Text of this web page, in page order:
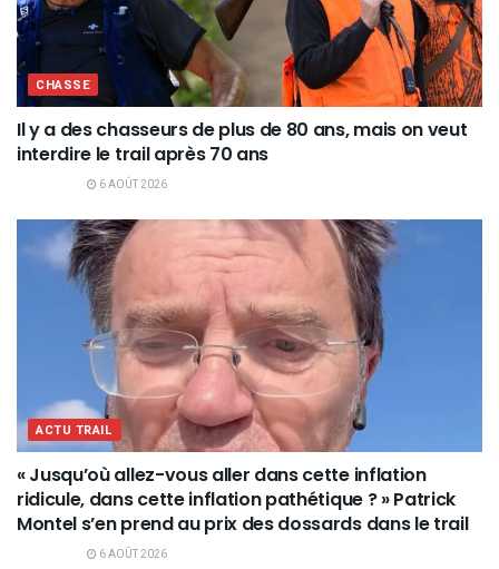
CHASSE
Il y a des chasseurs de plus de 80 ans, mais on veut
interdire le trail après 70 ans
6 AOÛT 2026
ACTU TRAIL
« Jusqu’où allez-vous aller dans cette inflation
ridicule, dans cette inflation pathétique ? » Patrick
Montel s’en prend au prix des dossards dans le trail
6 AOÛT 2026